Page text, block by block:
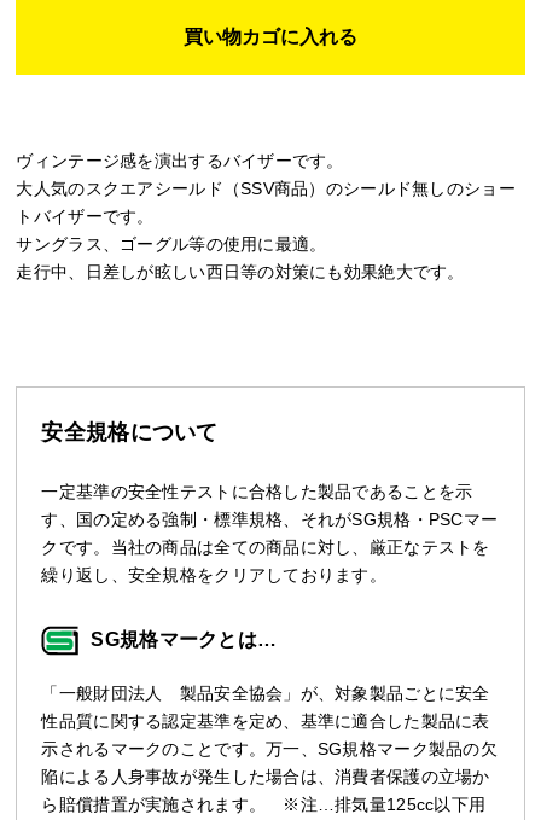
ヴィンテージ感を演出するバイザーです。
大人気のスクエアシールド（SSV商品）のシールド無しのショー
トバイザーです。
サングラス、ゴーグル等の使用に最適。
走行中、日差しが眩しい西日等の対策にも効果絶大です。
安全規格について
一定基準の安全性テストに合格した製品であることを示
す、国の定める強制・標準規格、それがSG規格・PSCマー
クです。当社の商品は全ての商品に対し、厳正なテストを
繰り返し、安全規格をクリアしております。
SG規格マークとは…
「一般財団法人 製品安全協会」が、対象製品ごとに安全
性品質に関する認定基準を定め、基準に適合した製品に表
示されるマークのことです。万一、SG規格マーク製品の欠
陥による人身事故が発生した場合は、消費者保護の立場か
ら賠償措置が実施されます。 ※注…排気量125cc以下用